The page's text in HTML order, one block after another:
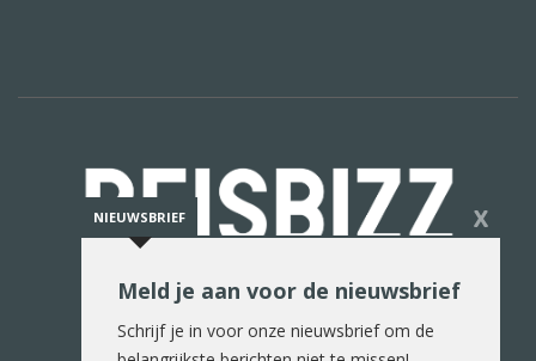
De reiswereld in woord en beeld
NIEUWSBRIEF X
Meld je aan voor de nieuwsbrief
Schrijf je in voor onze nieuwsbrief om de